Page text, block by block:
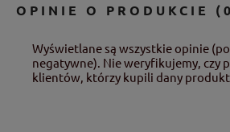
OPINIE O PRODUKCIE
Wyświetlane są wszystkie opinie
negatywne). Nie weryfikujemy, czy
klientów, którzy kupili dany